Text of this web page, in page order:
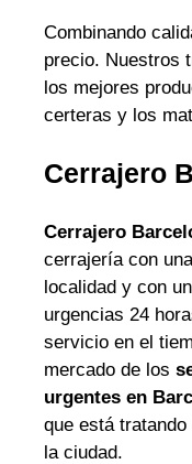
Combinando
precio. Nuestros
los mejores
certeras y los
Cerrajero
Cerrajero
cerrajería con
localidad y con
urgencias 24
servicio en el
mercado de los
urgentes en
que está
la ciudad.